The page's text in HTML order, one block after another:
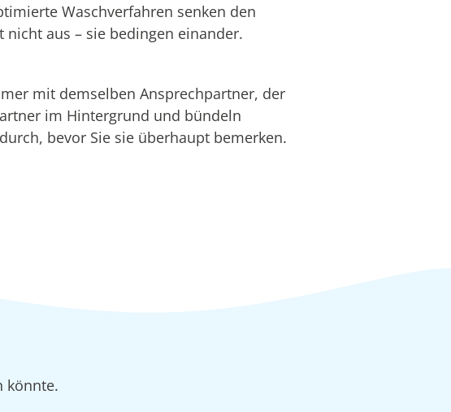
Waschverfahren senken den
aus – sie bedingen einander.
mit demselben Ansprechpartner, der
im Hintergrund und bündeln
bevor Sie sie überhaupt bemerken.
könnte.